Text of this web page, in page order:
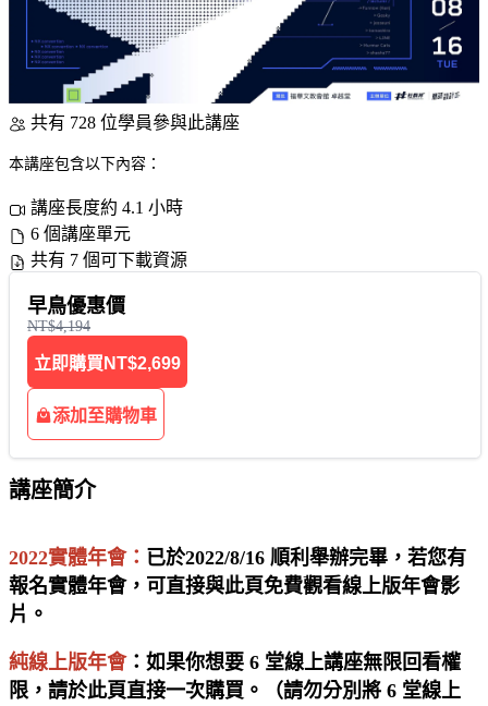
共有 728 位學員參與此講座
本講座包含以下內容：
講座長度約 4.1 小時
6 個講座單元
共有 7 個可下載資源
早鳥優惠價
NT$4,194
立即購買 NT$2,699
添加至購物車
講座簡介
2022實體年會： 已於2022/8/16 順利舉辦完畢，若您有
報名實體年會，可直接與此頁免費觀看線上版年會影
片。
純線上版年會：如果你想要 6 堂線上講座無限回看權
限，請於此頁直接一次購買。（請勿分別將 6 堂線上